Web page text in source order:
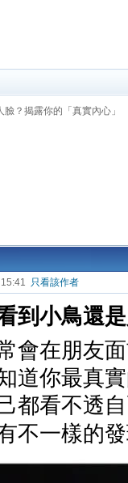
？揭露你的「真實內心」
只看該作者
到小鳥還
會在朋友
道你最真
都看不透
不一樣的